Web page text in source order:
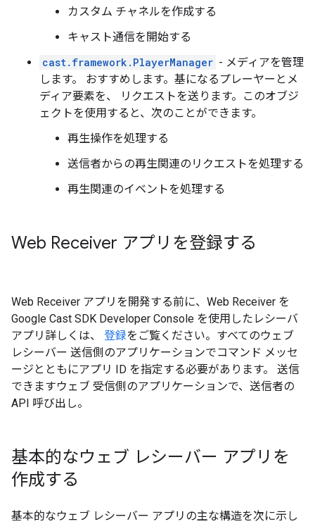
カスタム チャネルを作成する
キャスト通信を開始する
cast.framework.PlayerManager - メディアを管理
します。 おすすめします。基になるプレーヤーとメ
ディア要素を、 リクエストを送ります。このオブジ
ェクトを使用すると、次のことができます。
再生操作を処理する
送信者からの再生関連のリクエストを処理する
再生関連のイベントを処理する
Web Receiver アプリを登録する
Web Receiver アプリを開発する前に、Web Receiver を
Google Cast SDK Developer Console を使用したレシーバ
アプリ詳しくは、 登録をご覧ください。すべてのウェブ
レシーバー 送信側のアプリケーションでコマンド メッセ
ージとともにアプリ ID を指定する必要があります。 送信
できますウェブ 受信側のアプリケーションで、送信者の
API 呼び出し。
基本的なウェブ レシーバー アプリを
作成する
基本的なウェブ レシーバー アプリの主な構造を次に示し